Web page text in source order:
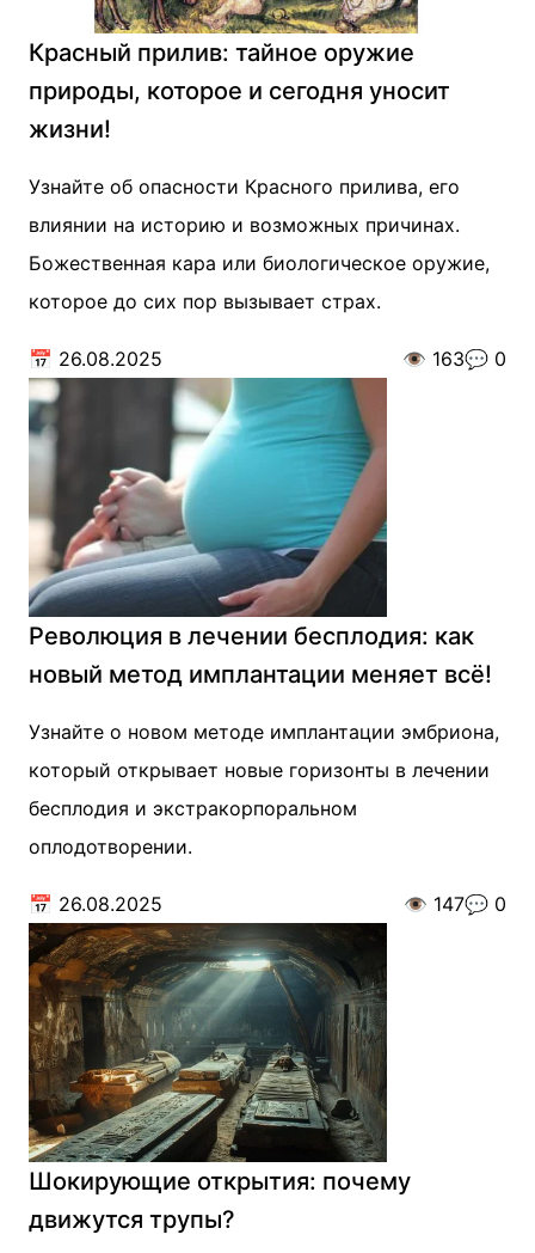
Красный прилив: тайное оружие
природы, которое и сегодня уносит
жизни!
Узнайте об опасности Красного прилива, его
влиянии на историю и возможных причинах.
Божественная кара или биологическое оружие,
которое до сих пор вызывает страх.
📅 26.08.2025 👁️ 163💬 0
Революция в лечении бесплодия: как
новый метод имплантации меняет всё!
Узнайте о новом методе имплантации эмбриона,
который открывает новые горизонты в лечении
бесплодия и экстракорпоральном
оплодотворении.
📅 26.08.2025 👁️ 147💬 0
Шокирующие открытия: почему
движутся трупы?